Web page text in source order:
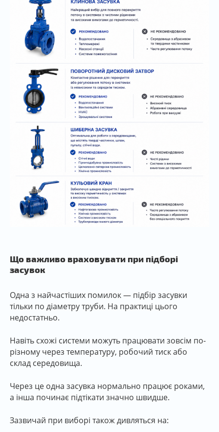
Що важливо враховувати при підборі
засувок
Одна з найчастіших помилок — підбір засувки
тільки по діаметру труби. На практиці цього
недостатньо.
Навіть схожі системи можуть працювати зовсім по-
різному через температуру, робочий тиск або
склад середовища.
Через це одна засувка нормально працює роками,
а інша починає підтікати значно швидше.
Зазвичай при виборі також дивляться на: